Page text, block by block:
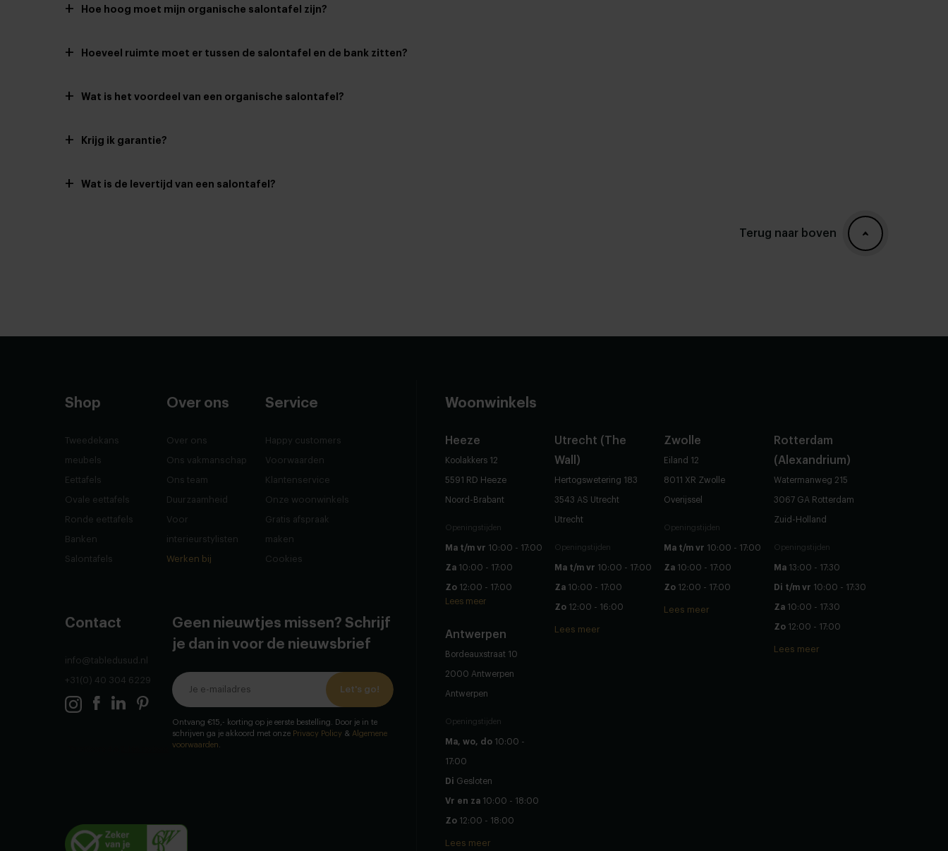
+ Hoe hoog moet mijn organische salontafel zijn?
+ Hoeveel ruimte moet er tussen de salontafel en de bank zitten?
+ Wat is het voordeel van een organische salontafel?
+ Krijg ik garantie?
+ Wat is de levertijd van een salontafel?
Terug naar boven
Shop
Tweedekans
meubels
Eettafels
Ovale eettafels
Ronde eettafels
Banken
Salontafels
Over ons
Over ons
Ons vakmanschap
Ons team
Duurzaamheid
Voor
interieurstylisten
Werken bij
Service
Happy customers
Voorwaarden
Klantenservice
Onze woonwinkels
Gratis afspraak
maken
Cookies
Contact
info@tabledusud.nl
+31(0) 40 304 6229
Geen nieuwtjes missen? Schrijf
je dan in voor de nieuwsbrief
Let's go!
Ontvang €15,- korting op je eerste bestelling. Door je in te
schrijven ga je akkoord met onze Privacy Policy & Algemene
voorwaarden
Woonwinkels
Heeze
Koolakkers 12
5591 RD Heeze
Noord-Brabant
Openingstijden
Ma t/m vr 10:00 - 17:00
Za10:00 - 17:00
Zo12:00 - 17:00
Lees meer
Antwerpen
Bordeauxstraat 10
2000 Antwerpen
Antwerpen
Openingstijden
Ma, wo, do10:00 -
17:00
Di Gesloten
Vr en za10:00 - 18:00
Zo12:00 - 18:00
Lees meer
Utrecht (The
Wall)
Hertogswetering 183
3543 AS Utrecht
Utrecht
Openingstijden
Ma t/m vr 10:00 - 17:00
Za 10:00 - 17:00
Zo 12:00 - 16:00
Lees meer
Zwolle
Eiland 12
8011 XR Zwolle
Overijssel
Openingstijden
Ma t/m vr 10:00 - 17:00
Za 10:00 - 17:00
Zo 12:00 - 17:00
Lees meer
Rotterdam
(Alexandrium)
Watermanweg 215
3067 GA Rotterdam
Zuid-Holland
Openingstijden
Ma13:00 - 17:30
Di t/m vr 10:00 - 17:30
Za10:00 - 17:30
Zo12:00 - 17:00
Lees meer